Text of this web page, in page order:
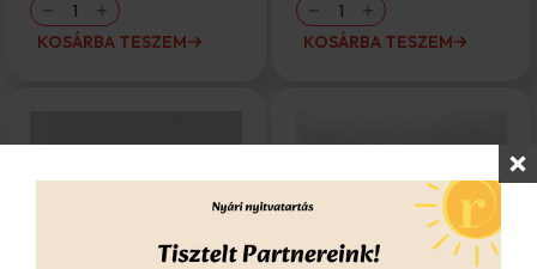
50mm/33m
fehér
mennyiség
KOSÁRBA TESZEM
50mm/33m
piros
mennyiség
KOSÁRBA TESZEM